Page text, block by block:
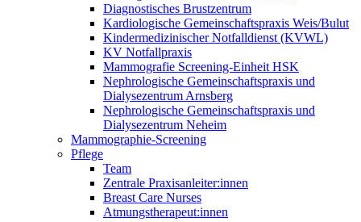
Diagnostisches Brustzentrum
Kardiologische Gemeinschaftspraxis Weis/Bulut
Kindermedizinischer Notfalldienst (KVWL)
KV Notfallpraxis
Mammografie Screening-Einheit HSK
Nephrologische Gemeinschaftspraxis und
Dialysezentrum Arnsberg
Nephrologische Gemeinschaftspraxis und
Dialysezentrum Neheim
Mammographie-Screening
Pflege
Team
Zentrale Praxisanleiter:innen
Breast Care Nurses
Atmungstherapeut:innen